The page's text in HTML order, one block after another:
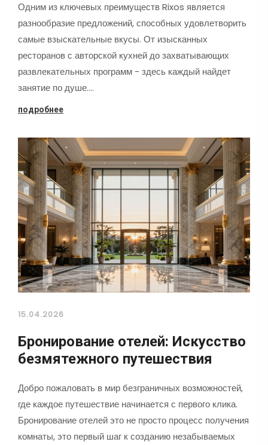
Одним из ключевых преимуществ Rixos является
разнообразие предложений, способных удовлетворить
самые взыскательные вкусы. От изысканных
ресторанов с авторской кухней до захватывающих
развлекательных программ - здесь каждый найдет
занятие по душе.…
подробнее
15.04.2026
Бронирование отелей: Искусство
безмятежного путешествия
Добро пожаловать в мир безграничных возможностей,
где каждое путешествие начинается с первого клика.
Бронирование отелей это не просто процесс получения
комнаты, это первый шаг к созданию незабываемых